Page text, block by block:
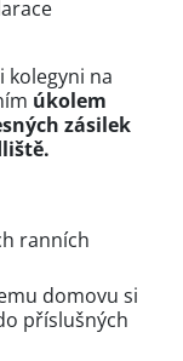
kolegyni na
úkolem
zásilek
ranních
domovu si
příslušných